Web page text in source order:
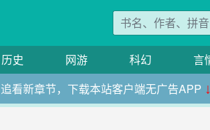
历史 网游 科幻 言
追看新章节，下载本站客户端无广告APP